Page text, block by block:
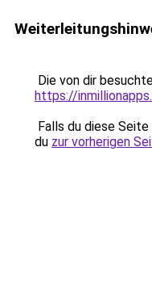
Die von dir
https://
Falls du diese
du zur vorherigen